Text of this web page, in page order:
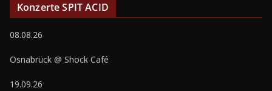
Konzerte SPIT ACID
08.08.26
Osnabrück @ Shock Café
19.09.26